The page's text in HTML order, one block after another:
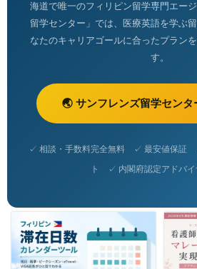
海道で唯一のフィリピン留学専門エー
留学センター」では、医療英語を学ぶ
なたのキャリアゴールに合ったプラン
す。
🌏 サンフレンズ留学センタ
✓ 相談・手数料完全無料 ✓ 最安値保証
ト ✓ 内閣府認定アドバイ